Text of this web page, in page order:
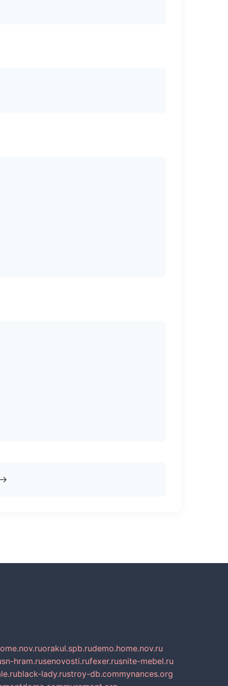
orakul.spb.rudemo.home.nov.ru
sn-hram.rusenovosti.rufexer.rusnite-mebel.ru
black-lady.rustroy-db.commynances.org